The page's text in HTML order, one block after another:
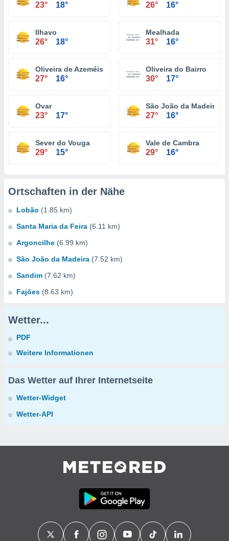
23° 18° 26° 16°
Ilhavo
26° 18°
Mealhada
31° 16°
Oliveira de Azeméis
27° 16°
Oliveira do Bairro
30° 17°
Ovar
23° 17°
São João da Madeira
27° 16°
Sever do Vouga
29° 15°
Vale de Cambra
29° 16°
Ortschaften in der Nähe
Lobão (1.85 km)
Santa Maria da Feira (6.11 km)
Argoncilhe (6.99 km)
São João da Madeira (7.52 km)
Sandim (7.62 km)
Fajões (8.63 km)
Wetter...
PDF
Weitere Informationen
Das Wetter auf Ihrer Internetseite
Wetter-Widget
Wetter-API